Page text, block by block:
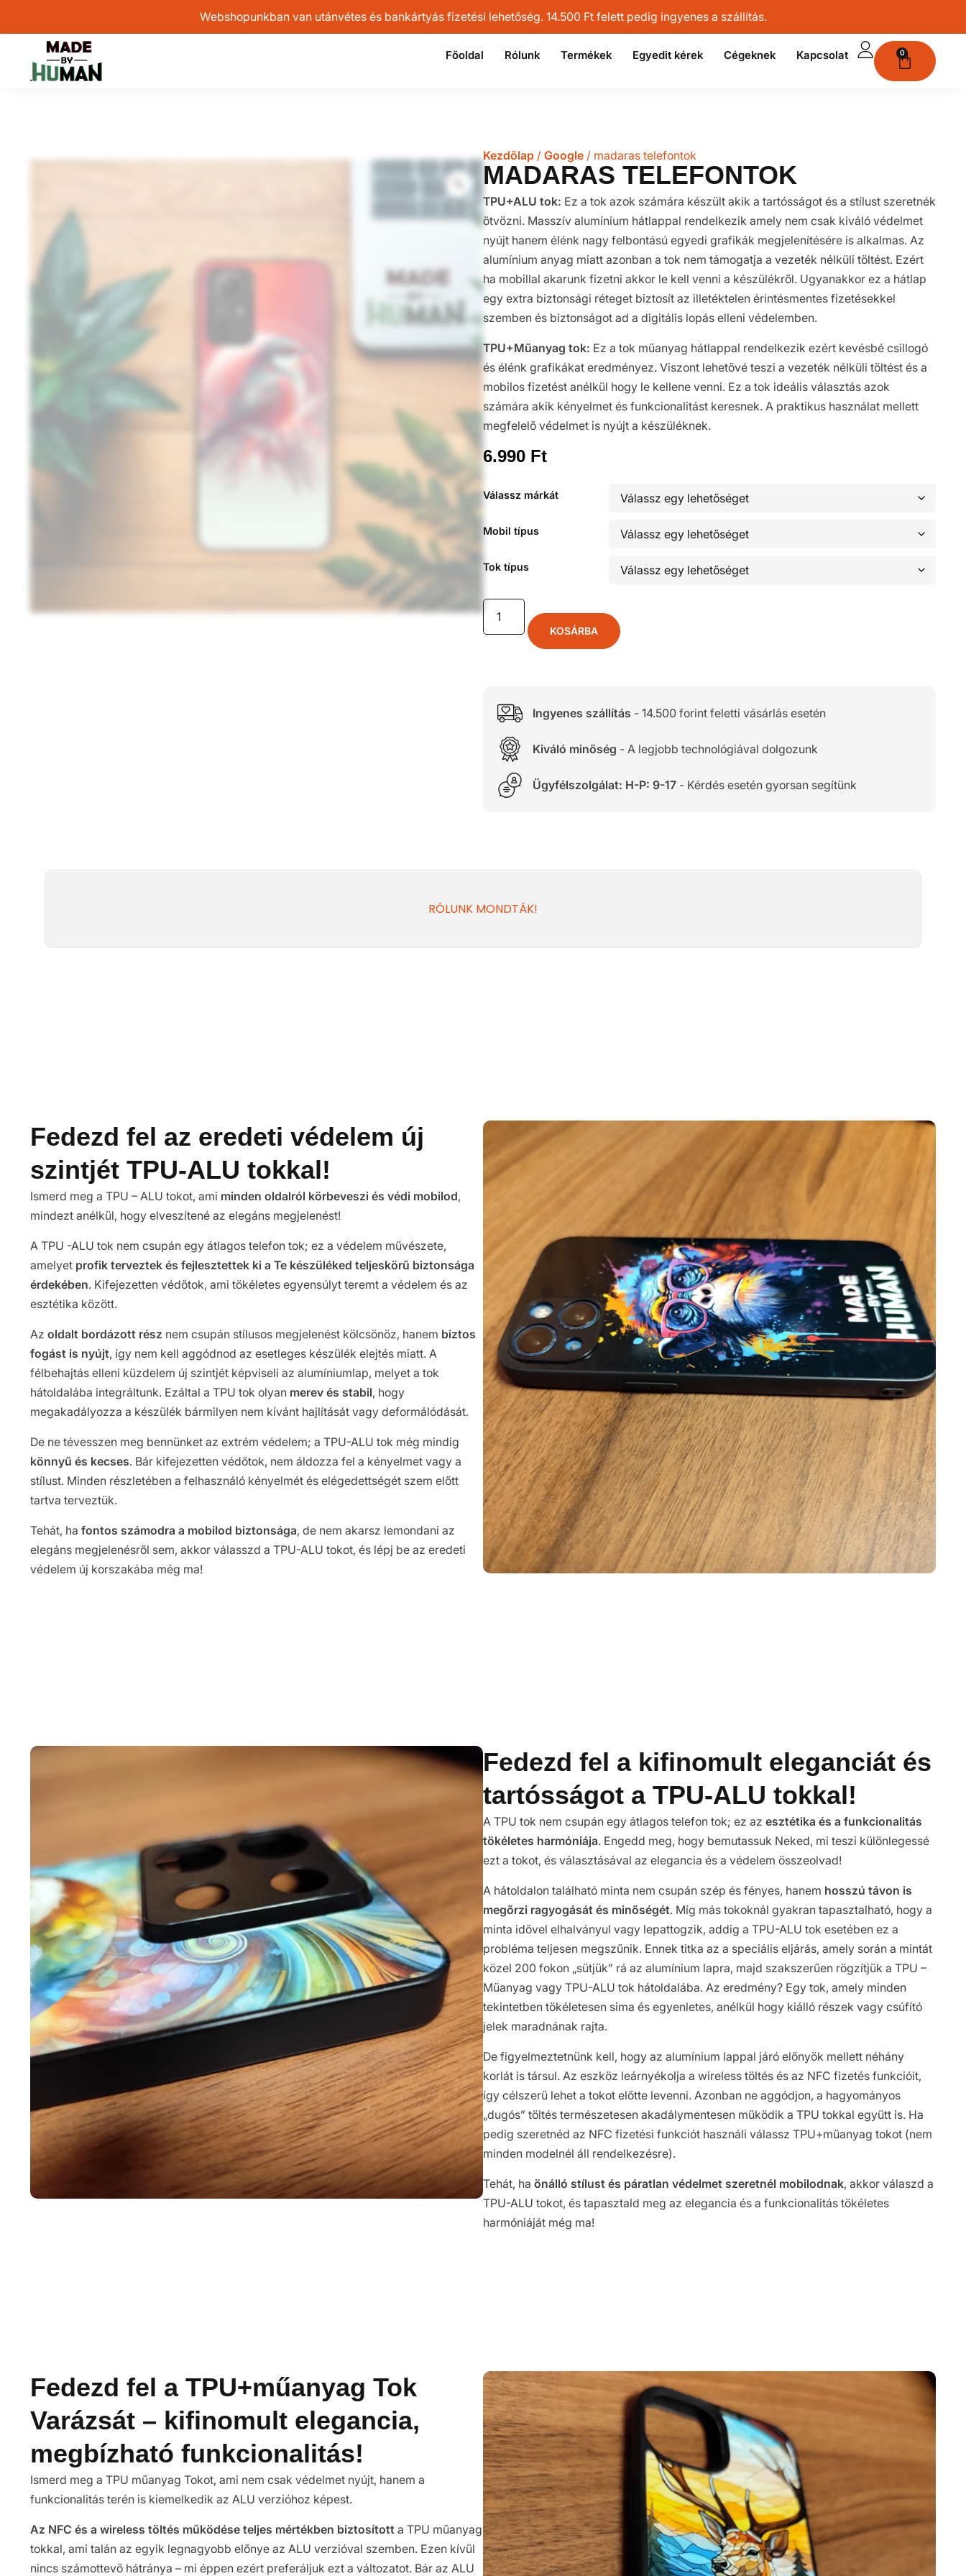
Webshopunkban van utánvétes és bankártyás fizetési lehetőség. 14.500 Ft felett pedig ingyenes a szállítás.
Főoldal Rólunk Termékek Egyedit kérek Cégeknek Kapcsolat 0
Kezdőlap / Google / madaras telefontok
MADARAS TELEFONTOK
TPU+ALU tok: Ez a tok azok számára készült akik a tartósságot és a stílust szeretnék
ötvözni. Masszív alumínium hátlappal rendelkezik amely nem csak kiváló védelmet
nyújt hanem élénk nagy felbontású egyedi grafikák megjelenítésére is alkalmas. Az
alumínium anyag miatt azonban a tok nem támogatja a vezeték nélküli töltést. Ezért
ha mobillal akarunk fizetni akkor le kell venni a készülékről. Ugyanakkor ez a hátlap
egy extra biztonsági réteget biztosít az illetéktelen érintésmentes fizetésekkel
szemben és biztonságot ad a digitális lopás elleni védelemben.
TPU+Műanyag tok: Ez a tok műanyag hátlappal rendelkezik ezért kevésbé csillogó
és élénk grafikákat eredményez. Viszont lehetővé teszi a vezeték nélküli töltést és a
mobilos fizetést anélkül hogy le kellene venni. Ez a tok ideális választás azok
számára akik kényelmet és funkcionalitást keresnek. A praktikus használat mellett
megfelelő védelmet is nyújt a készüléknek.
6.990 Ft
Válassz márkát
Mobil típus
Tok típus
KOSÁRBA
Ingyenes szállítás - 14.500 forint feletti vásárlás esetén
Kiváló minőség - A legjobb technológiával dolgozunk
Ügyfélszolgálat: H-P: 9-17- Kérdés esetén gyorsan segítünk
RÓLUNK MONDTÁK!
Fedezd fel az eredeti védelem új
szintjét TPU-ALU tokkal!
Ismerd meg a TPU – ALU tokot, ami minden oldalról körbeveszi és védi mobilod,
mindezt anélkül, hogy elveszítené az elegáns megjelenést!
A TPU -ALU tok nem csupán egy átlagos telefon tok; ez a védelem művészete,
amelyet profik terveztek és fejlesztettek ki a Te készüléked teljeskörű biztonsága
érdekében. Kifejezetten védőtok, ami tökéletes egyensúlyt teremt a védelem és az
esztétika között.
Az oldalt bordázott rész nem csupán stílusos megjelenést kölcsönöz, hanem biztos
fogást is nyújt, így nem kell aggódnod az esetleges készülék elejtés miatt. A
félbehajtás elleni küzdelem új szintjét képviseli az alumíniumlap, melyet a tok
hátoldalába integráltunk. Ezáltal a TPU tok olyan merev és stabil, hogy
megakadályozza a készülék bármilyen nem kívánt hajlítását vagy deformálódását.
De ne tévesszen meg bennünket az extrém védelem; a TPU-ALU tok még mindig
könnyű és kecses. Bár kifejezetten védőtok, nem áldozza fel a kényelmet vagy a
stílust. Minden részletében a felhasználó kényelmét és elégedettségét szem előtt
tartva terveztük.
Tehát, ha fontos számodra a mobilod biztonsága, de nem akarsz lemondani az
elegáns megjelenésről sem, akkor válasszd a TPU-ALU tokot, és lépj be az eredeti
védelem új korszakába még ma!
Fedezd fel a kifinomult eleganciát és
tartósságot a TPU-ALU tokkal!
A TPU tok nem csupán egy átlagos telefon tok; ez az esztétika és a funkcionalitás
tökéletes harmóniája. Engedd meg, hogy bemutassuk Neked, mi teszi különlegessé
ezt a tokot, és választásával az elegancia és a védelem összeolvad!
A hátoldalon található minta nem csupán szép és fényes, hanem hosszú távon is
megőrzi ragyogását és minőségét. Míg más tokoknál gyakran tapasztalható, hogy a
minta idővel elhalványul vagy lepattogzik, addig a TPU-ALU tok esetében ez a
probléma teljesen megszűnik. Ennek titka az a speciális eljárás, amely során a mintát
közel 200 fokon „sütjük” rá az alumínium lapra, majd szakszerűen rögzítjük a TPU –
Műanyag vagy TPU-ALU tok hátoldalába. Az eredmény? Egy tok, amely minden
tekintetben tökéletesen sima és egyenletes, anélkül hogy kiálló részek vagy csúfító
jelek maradnának rajta.
De figyelmeztetnünk kell, hogy az alumínium lappal járó előnyök mellett néhány
korlát is társul. Az eszköz leárnyékolja a wireless töltés és az NFC fizetés funkcióit,
így célszerű lehet a tokot előtte levenni. Azonban ne aggódjon, a hagyományos
„dugós” töltés természetesen akadálymentesen működik a TPU tokkal együtt is. Ha
pedig szeretnéd az NFC fizetési funkciót használi válassz TPU+műanyag tokot (nem
minden modelnél áll rendelkezésre).
Tehát, ha önálló stílust és páratlan védelmet szeretnél mobilodnak, akkor válaszd a
TPU-ALU tokot, és tapasztald meg az elegancia és a funkcionalitás tökéletes
harmóniáját még ma!
Fedezd fel a TPU+műanyag Tok
Varázsát – kifinomult elegancia,
megbízható funkcionalitás!
Ismerd meg a TPU műanyag Tokot, ami nem csak védelmet nyújt, hanem a
funkcionalitás terén is kiemelkedik az ALU verzióhoz képest.
Az NFC és a wireless töltés működése teljes mértékben biztosított a TPU műanyag
tokkal, ami talán az egyik legnagyobb előnye az ALU verzióval szemben. Ezen kívül
nincs számottevő hátránya – mi éppen ezért preferáljuk ezt a változatot. Bár az ALU